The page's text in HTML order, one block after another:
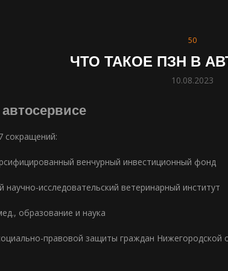
50
ЧТО ТАКОЕ ПЗН В
10.08.2023
сокращений:
венчурный инвестиционный фонд
научно-исследовательский ветеринарный институт
образование и наука
правовой защиты граждан Нижегородской